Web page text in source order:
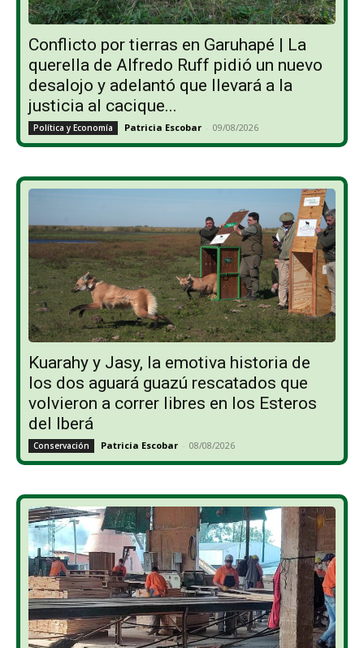
Conflicto por tierras en Garuhapé | La
querella de Alfredo Ruff pidió un nuevo
desalojo y adelantó que llevará a la
justicia al cacique...
Política y Economía Patricia Escobar - 09/08/2026
Kuarahy y Jasy, la emotiva historia de
los dos aguará guazú rescatados que
volvieron a correr libres en los Esteros
del Iberá
Conservación Patricia Escobar - 08/08/2026